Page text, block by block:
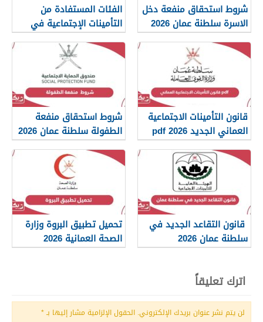
شروط استحقاق منفعة دخل
الاسرة سلطنة عمان 2026
الفئات المستفادة من
التأمينات الإجتماعية في
سلطنة عمان 2026
قانون التأمينات الاجتماعية
العماني الجديد 2026 pdf
شروط استحقاق منفعة
الطفولة سلطنة عمان 2026
قانون التقاعد الجديد في
سلطنة عمان 2026
تحميل تطبيق البروة وزارة
الصحة العمانية 2026
اترك تعليقاً
لن يتم نشر عنوان بريدك الإلكتروني. الحقول الإلزامية مشار إليها بـ*